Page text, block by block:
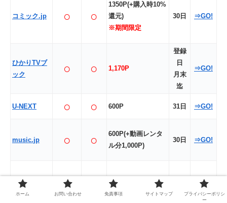
コミック.jp ○ ○
1350P(+購入時10%
還元)
※期間限定
30日 ⇒GO!
ひかりTVブ
ック
○ ○ 1,170P
登録
日
月末
迄
⇒GO!
U-NEXT ○ ○ 600P 31日 ⇒GO!
music.jp ○ ○
600P(+動画レンタ
ル分1,000P)
30日 ⇒GO!
FOD ○
最大900P
100+毎月8の付く日
2週間 ⇒GO!
ホーム お問い合わせ 免責事項 サイトマップ
プライバシーポリシ
ー